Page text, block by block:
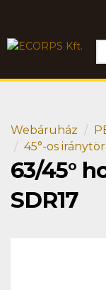
Webáruház
45°-os
63/45°
SDR17